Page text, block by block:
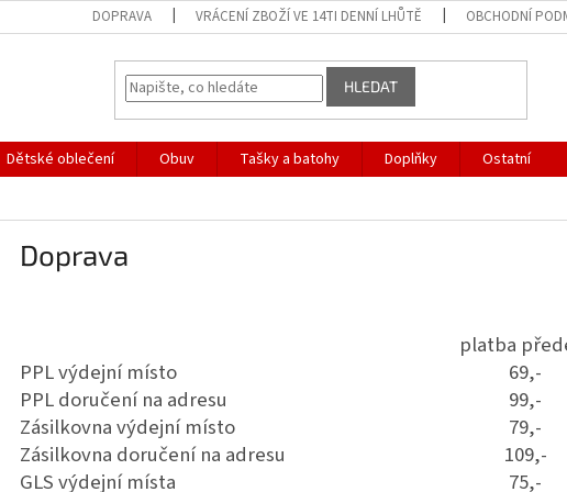
DOPRAVA VRÁCENÍ ZBOŽÍ VE 14TI DENNÍ LHŮTĚ OBCHODNÍ
HLEDAT
Dětské oblečení Obuv Tašky a batohy Doplňky
Ostatní
Doprava
platba
PPL výdejní místo
69,-
PPL doručení na adresu
99,-
Zásilkovna výdejní místo
79,-
Zásilkovna doručení na adresu
109,-
GLS výdejní místa
75,-